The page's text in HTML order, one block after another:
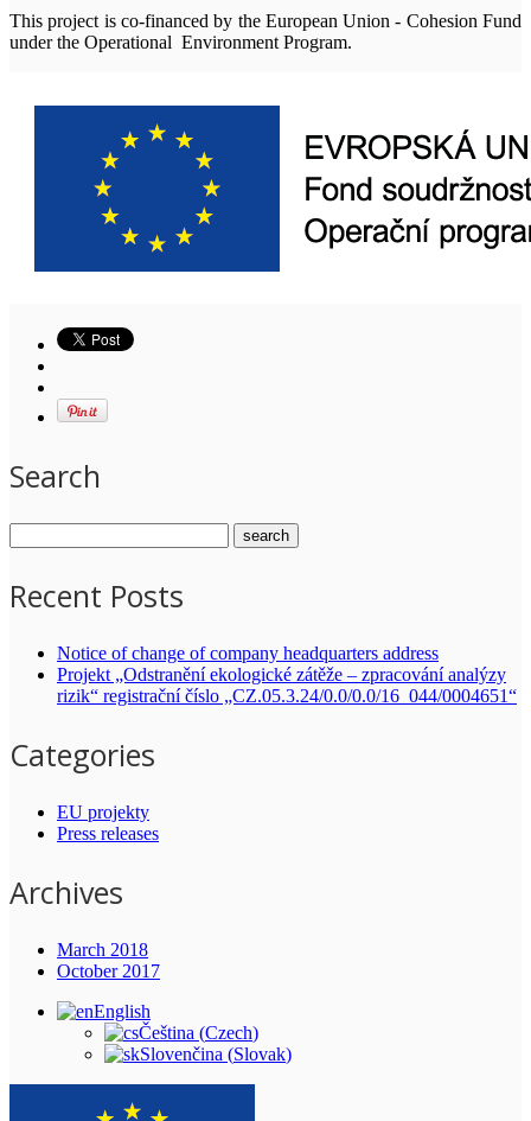
This project is co-financed by the European Union - Cohesion Fund
under the Operational Environment Program.
Search
Recent Posts
Notice of change of company headquarters address
Projekt „Odstranění ekologické zátěže – zpracování analýzy
rizik“ registrační číslo „CZ.05.3.24/0.0/0.0/16_044/0004651“
Categories
EU projekty
Press releases
Archives
March 2018
October 2017
English
Čeština (Czech)
Slovenčina (Slovak)